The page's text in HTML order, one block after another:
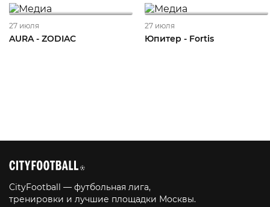
27 июля
AURA - ZODIAC
27 июля
Юпитер - Fortis
CityFootball — футбольная лига,
тренировки и лучшие площадки Москвы.